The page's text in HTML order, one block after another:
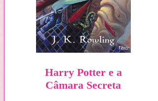
Harry Potter e a
Câmara Secreta